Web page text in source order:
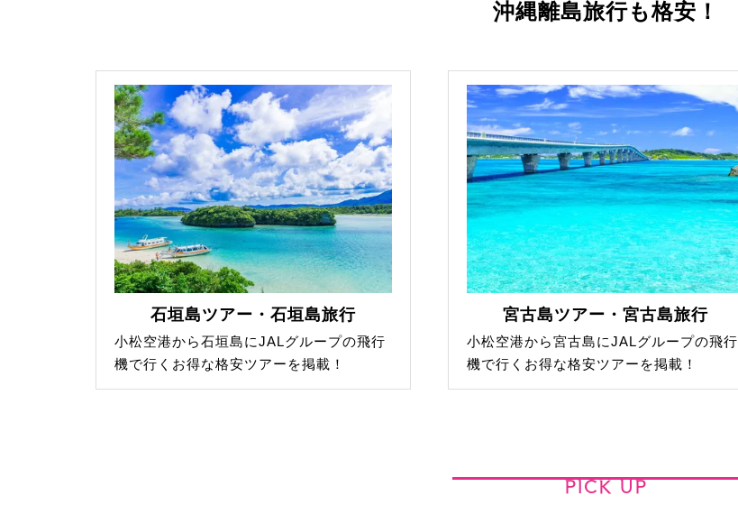
沖縄離島旅行も格安！
石垣島ツアー・石垣島旅行
小松空港から石垣島にJALグループの飛行
機で行くお得な格安ツアーを掲載！
宮古島ツアー・宮古島旅行
小松空港から宮古島にJALグループの飛行
機で行くお得な格安ツアーを掲載！
PICK UP